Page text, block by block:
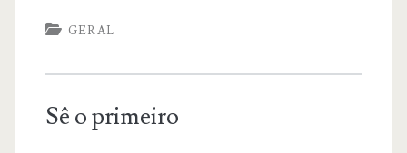
GERAL
Sê o primeiro